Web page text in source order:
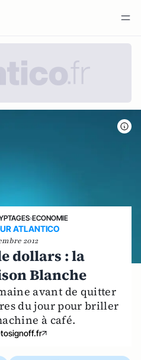
›ECONOMIE
ATLANTICO
2012
dollars : la
Blanche
avant de quitter
du jour pour briller
à café.